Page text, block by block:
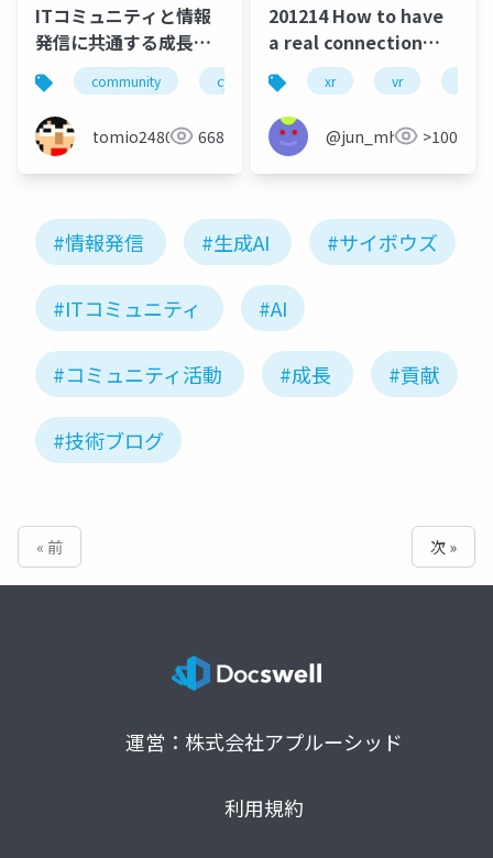
ITコミュニティと情報
発信に共通する成長と
貢献の要素community cybozutech コミュニティ
tomio2480 668
201214 How to have
a real connection
with local developer
communities
xr vr
@jun_mh4g>100
#情報発信 #生成AI #サイボウズ
#ITコミュニティ #AI
#コミュニティ活動 #成長 #貢献
#技術ブログ
« 前 次 »
運営：株式会社アプルーシッド
利用規約